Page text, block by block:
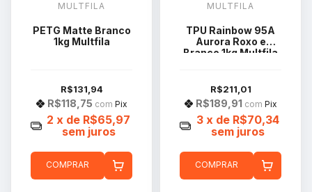
MULTFILA
PETG Matte Branco
1kg Multfila
R$131,94
R$118,75 com Pix
2 x de R$65,97
sem juros
COMPRAR
MULTFILA
TPU Rainbow 95A
Aurora Roxo e
Branco 1kg Multfila
R$211,01
R$189,91 com Pix
3 x de R$70,34
sem juros
COMPRAR